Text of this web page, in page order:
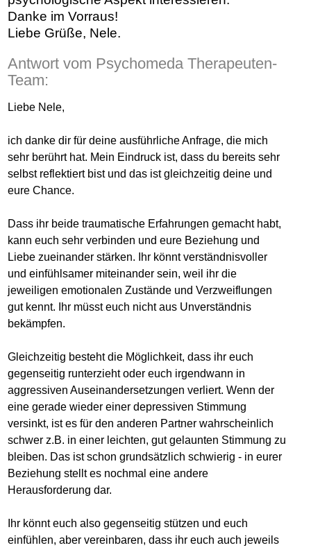
Danke im Vorraus!
Liebe Grüße, Nele.
Antwort vom Psychomeda Therapeuten-
Team:
Liebe Nele,
ich danke dir für deine ausführliche Anfrage, die mich
sehr berührt hat. Mein Eindruck ist, dass du bereits sehr
selbst reflektiert bist und das ist gleichzeitig deine und
eure Chance.
Dass ihr beide traumatische Erfahrungen gemacht habt,
kann euch sehr verbinden und eure Beziehung und
Liebe zueinander stärken. Ihr könnt verständnisvoller
und einfühlsamer miteinander sein, weil ihr die
jeweiligen emotionalen Zustände und Verzweiflungen
gut kennt. Ihr müsst euch nicht aus Unverständnis
bekämpfen.
Gleichzeitig besteht die Möglichkeit, dass ihr euch
gegenseitig runterzieht oder euch irgendwann in
aggressiven Auseinandersetzungen verliert. Wenn der
eine gerade wieder einer depressiven Stimmung
versinkt, ist es für den anderen Partner wahrscheinlich
schwer z.B. in einer leichten, gut gelaunten Stimmung zu
bleiben. Das ist schon grundsätzlich schwierig - in eurer
Beziehung stellt es nochmal eine andere
Herausforderung dar.
Ihr könnt euch also gegenseitig stützen und euch
einfühlen, aber vereinbaren, dass ihr euch auch jeweils